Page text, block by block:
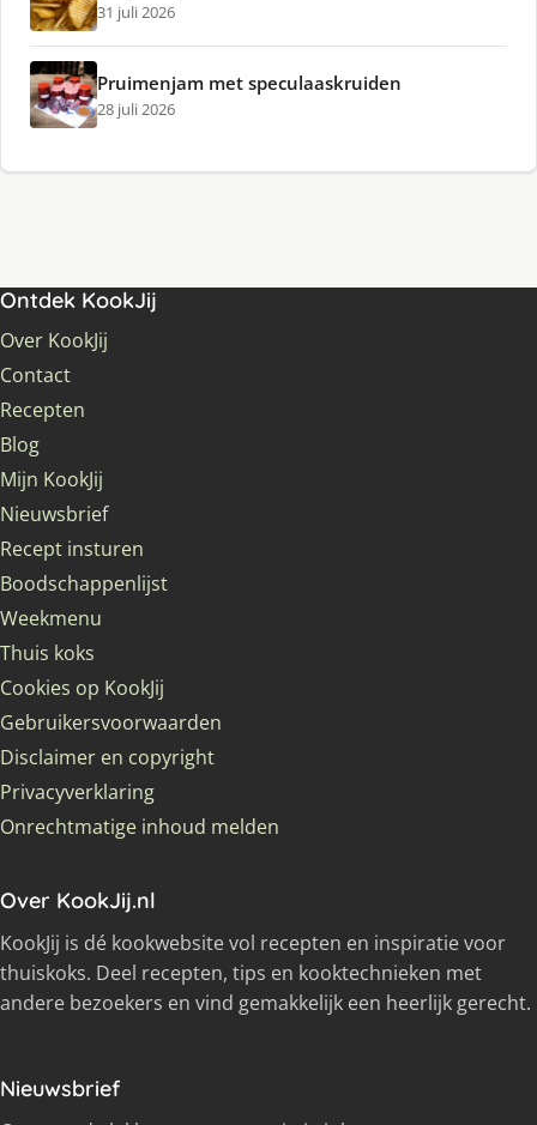
31 juli 2026
Pruimenjam met speculaaskruiden
28 juli 2026
Ontdek KookJij
Over KookJij
Contact
Recepten
Blog
Mijn KookJij
Nieuwsbrief
Recept insturen
Boodschappenlijst
Weekmenu
Thuis koks
Cookies op KookJij
Gebruikersvoorwaarden
Disclaimer en copyright
Privacyverklaring
Onrechtmatige inhoud melden
Over KookJij.nl
KookJij is dé kookwebsite vol recepten en inspiratie voor
thuiskoks. Deel recepten, tips en kooktechnieken met
andere bezoekers en vind gemakkelijk een heerlijk gerecht.
Nieuwsbrief